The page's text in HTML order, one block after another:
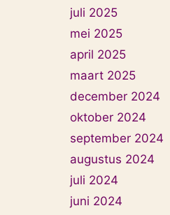
juli 2025
mei 2025
april 2025
maart 2025
december 2024
oktober 2024
september 2024
augustus 2024
juli 2024
juni 2024